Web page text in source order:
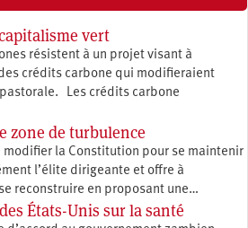
vert
résistent à un projet visant à
crédits carbone qui modifieraient
Les crédits carbone
zone de turbulence
modifier la Constitution pour se maintenir
l’élite dirigeante et offre à
reconstruire en proposant une…
États-Unis sur la santé